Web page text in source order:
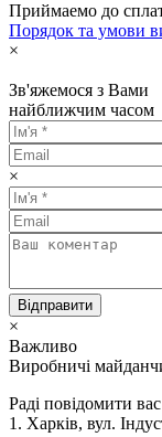
Приймаемо до
Порядок та умови
×
Зв'яжемося з Вами
найближчим часом
×
Відправити
×
Важливо
Виробничі
Раді повідомити
1. Харків, вул.